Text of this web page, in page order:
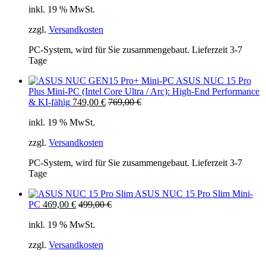
inkl. 19 % MwSt.
zzgl. Versandkosten
PC-System, wird für Sie zusammengebaut. Lieferzeit 3-7
Tage
ASUS NUC 15 Pro
Plus Mini-PC (Intel Core Ultra / Arc): High-End Performance
& KI-fähig 749,00 € 769,00€
inkl. 19 % MwSt.
zzgl. Versandkosten
PC-System, wird für Sie zusammengebaut. Lieferzeit 3-7
Tage
ASUS NUC 15 Pro Slim Mini-
PC 469,00 € 499,00€
inkl. 19 % MwSt.
zzgl. Versandkosten